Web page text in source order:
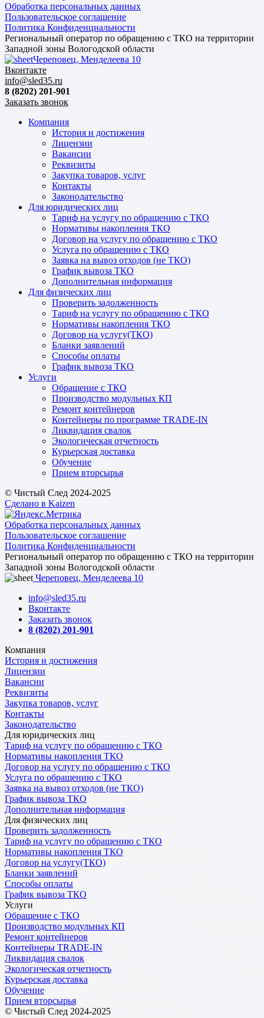
Обработка персональных данных
Пользовательское соглашение
Политика Конфиденциальности
Региональный оператор по обращению с ТКО на территории
Западной зоны Вологодской области
Череповец, Менделеева 10
Вконтакте
info@sled35.ru
8 (8202) 201-901
Заказать звонок
Компания
История и достижения
Лицензии
Вакансии
Реквизиты
Закупка товаров, услуг
Контакты
Законодательство
Для юридических лиц
Тариф на услугу по обращению с ТКО
Нормативы накопления ТКО
Договор на услугу по обращению с ТКО
Услуга по обращению с ТКО
Заявка на вывоз отходов (не ТКО)
График вывоза ТКО
Дополнительная информация
Для физических лиц
Проверить задолженность
Тариф на услугу по обращению с ТКО
Нормативы накопления ТКО
Договор на услугу(ТКО)
Бланки заявлений
Способы оплаты
График вывоза ТКО
Услуги
Обращение с ТКО
Производство модульных КП
Ремонт контейнеров
Контейнеры по программе TRADE-IN
Ликвидация свалок
Экологическая отчетность
Курьерская доставка
Обучение
Прием вторсырья
© Чистый След 2024-2025
Сделано в Kaizen
Обработка персональных данных
Пользовательское соглашение
Политика Конфиденциальности
Региональный оператор по обращению с ТКО на территории
Западной зоны Вологодской области
Череповец, Менделеева 10
info@sled35.ru
Вконтакте
Заказать звонок
8 (8202) 201-901
Компания
История и достижения
Лицензии
Вакансии
Реквизиты
Закупка товаров, услуг
Контакты
Законодательство
Для юридических лиц
Тариф на услугу по обращению с ТКО
Нормативы накопления ТКО
Договор на услугу по обращению с ТКО
Услуга по обращению с ТКО
Заявка на вывоз отходов (не ТКО)
График вывоза ТКО
Дополнительная информация
Для физических лиц
Проверить задолженность
Тариф на услугу по обращению с ТКО
Нормативы накопления ТКО
Договор на услугу(ТКО)
Бланки заявлений
Способы оплаты
График вывоза ТКО
Услуги
Обращение с ТКО
Производство модульных КП
Ремонт контейнеров
Контейнеры TRADE-IN
Ликвидация свалок
Экологическая отчетность
Курьерская доставка
Обучение
Прием вторсырья
© Чистый След 2024-2025